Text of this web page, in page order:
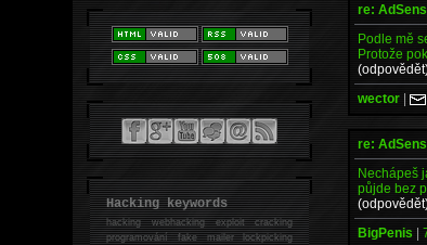
re:
Podle mě
Protože
wector |
re:
Nechápeš
půjde bez
BigPenis |
Hacking keywords
hackingwebhacking exploit cracking
programování fake mailer lockpicking